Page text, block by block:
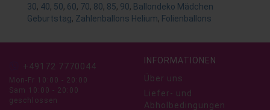
30, 40, 50, 60, 70, 80, 85, 90, Ballondeko Mädchen
Geburtstag, Zahlenballons Helium, Folienballons
+49172 7770044
Mon-Fr 10:00 - 20:00
Sam 10:00 - 20:00
geschlossen
INFORMATIONEN
Über uns
Liefer- und
Abholbedingungen